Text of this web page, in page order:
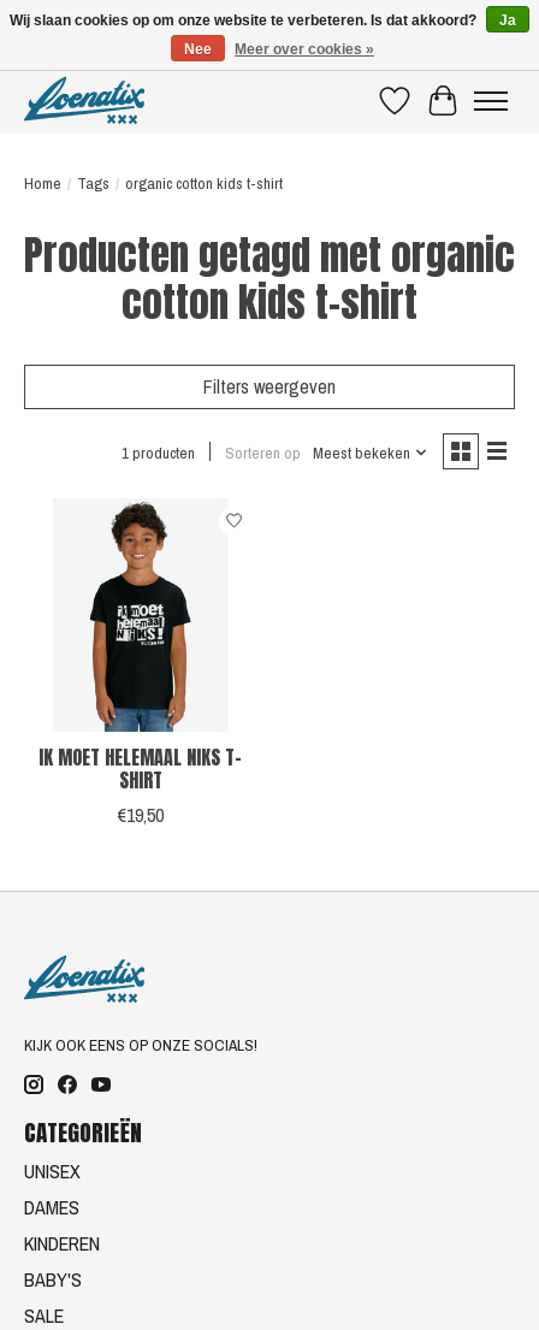
VerlanglijstWinkelwagen
Home / Tags / organic cotton kids t-shirt
Producten getagd met organic
cotton kids t-shirt
Filters weergeven
1 producten Sorteren op Meest bekeken
IK MOET HELEMAAL NIKS T-
SHIRT
€19,50
KIJK OOK EENS OP ONZE SOCIALS!
CATEGORIEËN
UNISEX
DAMES
KINDEREN
BABY'S
SALE
Wij slaan cookies op om onze website te verbeteren. Is dat akkoord?
Ja
Nee
Meer over cookies »